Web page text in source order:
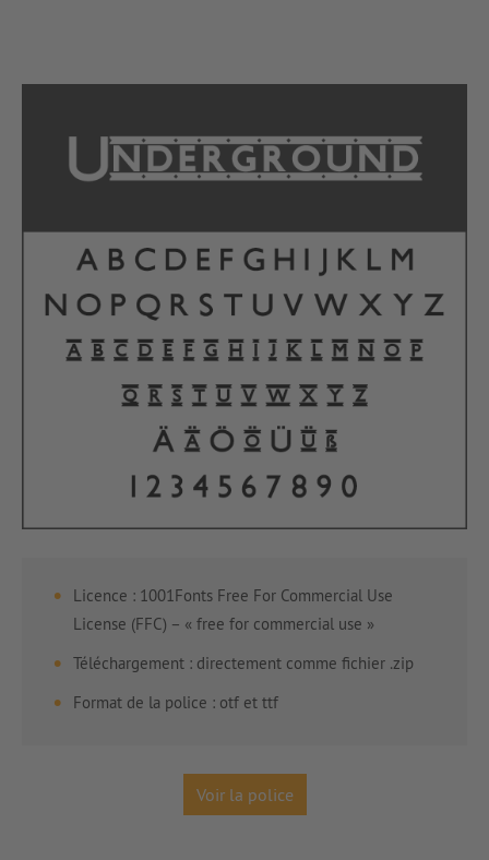
Licence : 1001Fonts Free For Commercial Use
License (FFC) – « free for commercial use »
Téléchargement : directement comme fichier .zip
Format de la police : otf et ttf
Voir la police